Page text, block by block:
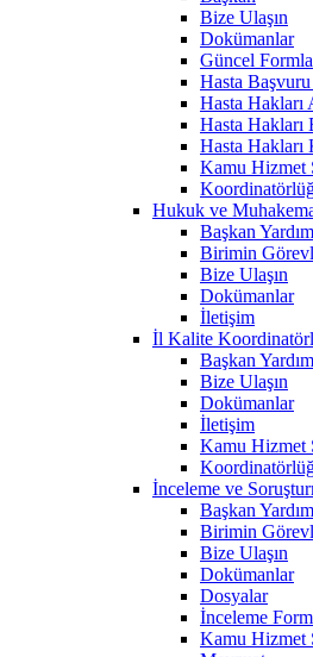
Bize Ulaşın
Dokümanlar
Güncel
Hasta
Hasta Hakları
Hasta Hakları
Hasta Hakları
Kamu Hizmet
Hukuk ve
Başkan
Birimin
Bize Ulaşın
Dokümanlar
İletişim
İl Kalite
Başkan
Bize Ulaşın
Dokümanlar
İletişim
Kamu Hizmet
İnceleme ve
Başkan
Birimin
Bize Ulaşın
Dokümanlar
Dosyalar
İnceleme
Kamu Hizmet